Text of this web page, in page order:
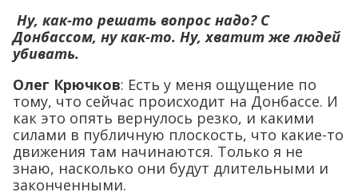
Ну, как-то решать вопрос надо? С
Донбассом, ну как-то. Ну, хватит же людей
убивать.
Олег Крючков: Есть у меня ощущение по
тому, что сейчас происходит на Донбассе. И
как это опять вернулось резко, и какими
силами в публичную плоскость, что какие-то
движения там начинаются. Только я не
знаю, насколько они будут длительными и
законченными.